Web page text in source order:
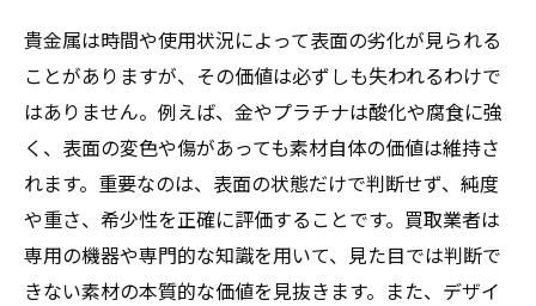
貴金属は時間や使用状況によって表面の劣化が見られる
ことがありますが、その価値は必ずしも失われるわけで
はありません。例えば、金やプラチナは酸化や腐食に強
く、表面の変色や傷があっても素材自体の価値は維持さ
れます。重要なのは、表面の状態だけで判断せず、純度
や重さ、希少性を正確に評価することです。買取業者は
専用の機器や専門的な知識を用いて、見た目では判断で
きない素材の本質的な価値を見抜きます。また、デザイ